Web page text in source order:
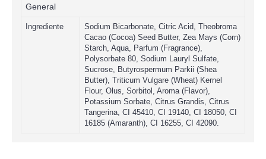
General
Ingrediente
Sodium Bicarbonate, Citric Acid, Theobroma
Cacao (Cocoa) Seed Butter, Zea Mays (Corn)
Starch, Aqua, Parfum (Fragrance),
Polysorbate 80, Sodium Lauryl Sulfate,
Sucrose, Butyrospermum Parkii (Shea
Butter), Triticum Vulgare (Wheat) Kernel
Flour, Olus, Sorbitol, Aroma (Flavor),
Potassium Sorbate, Citrus Grandis, Citrus
Tangerina, CI 45410, CI 19140, CI 18050, CI
16185 (Amaranth), CI 16255, CI 42090.